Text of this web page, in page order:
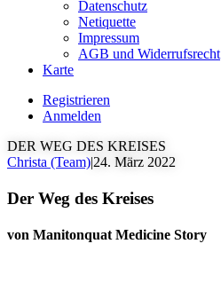
Datenschutz
Netiquette
Impressum
AGB und Widerrufsrecht
Karte
Registrieren
Anmelden
DER WEG DES KREISES
Christa (Team)|24. März 2022
Der Weg des Kreises
von Manitonquat Medicine Story